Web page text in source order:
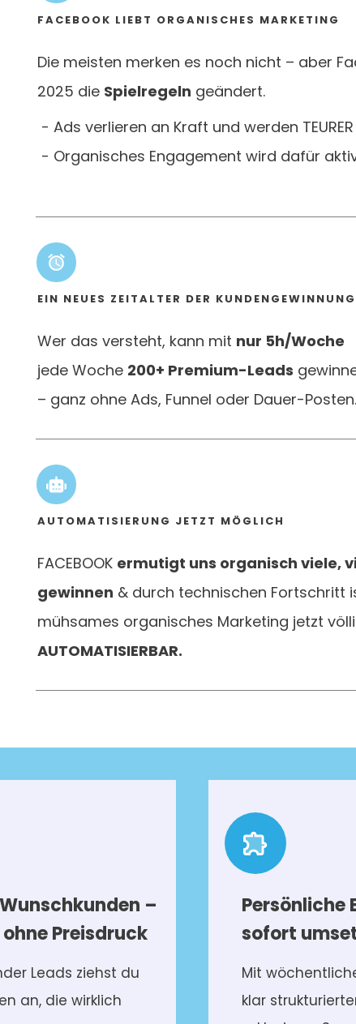
FACEBOOK LIEBT ORGANISCHES MARKETING
Die meisten merken es noch nicht – aber
2025 die Spielregeln geändert.
- Ads verlieren an Kraft und werden TEURER
- Organisches Engagement wird dafür
EIN NEUES ZEITALTER DER
Wer das versteht, kann mit nur 5h/Woche
jede Woche 200+ Premium-Leads
– ganz ohne Ads, Funnel oder Dauer-Posten.
AUTOMATISIERUNG JETZT MÖGLICH
FACEBOOK ermutigt uns organisch viele,
gewinnen & durch technischen Fortschritt
mühsames organisches Marketing jetzt
AUTOMATISIERBAR.
–
Preisdruck
Leads ziehst du
an, die wirklich
Persönliche
sofort
Mit
klar